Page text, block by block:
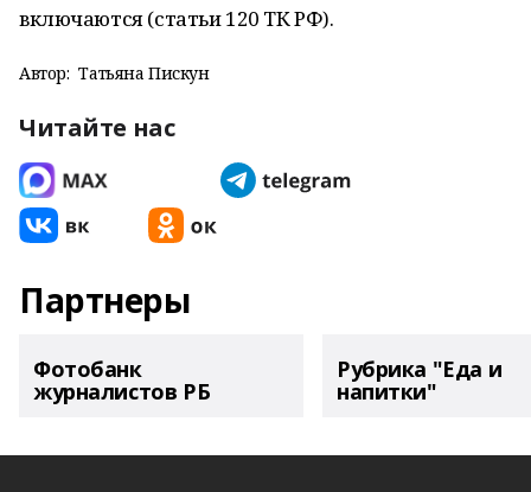
включаются (статьи 120 ТК РФ).
Автор: Татьяна Пискун
Читайте нас
Партнеры
Фотобанк
журналистов РБ
Рубрика "Еда и
напитки"